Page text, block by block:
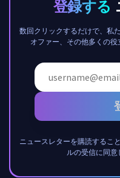
登録する
数回クリックするだけで、私
オファー、その他多くの役
ニュースレターを購読するこ
ルの受信に同意